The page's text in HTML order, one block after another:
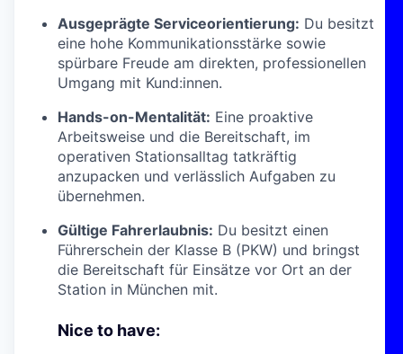
Ausgeprägte Serviceorientierung: Du besitzt
eine hohe Kommunikationsstärke sowie
spürbare Freude am direkten, professionellen
Umgang mit Kund:innen.
Hands-on-Mentalität: Eine proaktive
Arbeitsweise und die Bereitschaft, im
operativen Stationsalltag tatkräftig
anzupacken und verlässlich Aufgaben zu
übernehmen.
Gültige Fahrerlaubnis: Du besitzt einen
Führerschein der Klasse B (PKW) und bringst
die Bereitschaft für Einsätze vor Ort an der
Station in München mit.
Nice to have: